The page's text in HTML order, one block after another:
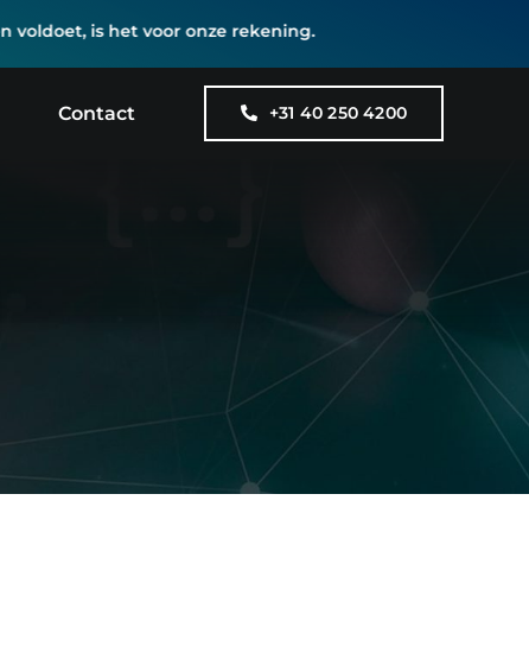
is het voor onze rekening.
Contact +31 40 250 4200